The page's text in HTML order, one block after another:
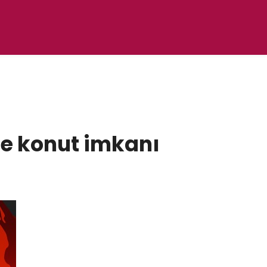
konut imkanı